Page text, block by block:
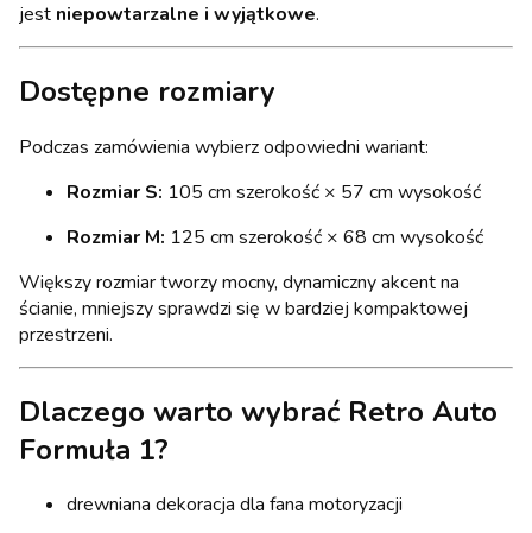
jest niepowtarzalne i wyjątkowe.
Dostępne rozmiary
Podczas zamówienia wybierz odpowiedni wariant:
Rozmiar S: 105 cm szerokość × 57 cm wysokość
Rozmiar M: 125 cm szerokość × 68 cm wysokość
Większy rozmiar tworzy mocny, dynamiczny akcent na
ścianie, mniejszy sprawdzi się w bardziej kompaktowej
przestrzeni.
Dlaczego warto wybrać Retro Auto
Formuła 1?
drewniana dekoracja dla fana motoryzacji